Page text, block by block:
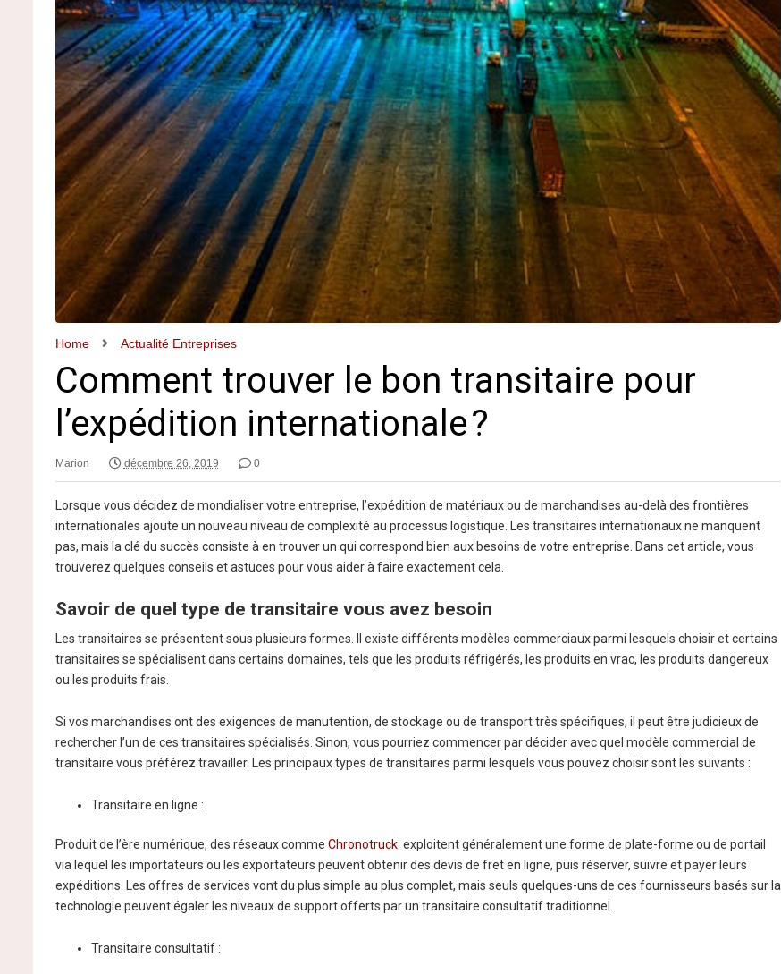
Home Actualité Entreprises
Comment trouver le bon transitaire pour
l’expédition internationale ?
Marion décembre 26, 2019 0
Lorsque vous décidez de mondialiser votre entreprise, l’expédition de matériaux ou de marchandises au-delà des frontières
internationales ajoute un nouveau niveau de complexité au processus logistique. Les transitaires internationaux ne manquent
pas, mais la clé du succès consiste à en trouver un qui correspond bien aux besoins de votre entreprise. Dans cet article, vous
trouverez quelques conseils et astuces pour vous aider à faire exactement cela.
Savoir de quel type de transitaire vous avez besoin
Les transitaires se présentent sous plusieurs formes. Il existe différents modèles commerciaux parmi lesquels choisir et certains
transitaires se spécialisent dans certains domaines, tels que les produits réfrigérés, les produits en vrac, les produits dangereux
ou les produits frais.
Si vos marchandises ont des exigences de manutention, de stockage ou de transport très spécifiques, il peut être judicieux de
rechercher l’un de ces transitaires spécialisés. Sinon, vous pourriez commencer par décider avec quel modèle commercial de
transitaire vous préférez travailler. Les principaux types de transitaires parmi lesquels vous pouvez choisir sont les suivants :
Transitaire en ligne :
Produit de l’ère numérique, des réseaux comme Chronotruckexploitent généralement une forme de plate-forme ou de portail
via lequel les importateurs ou les exportateurs peuvent obtenir des devis de fret en ligne, puis réserver, suivre et payer leurs
expéditions. Les offres de services vont du plus simple au plus complet, mais seuls quelques-uns de ces fournisseurs basés sur la
technologie peuvent égaler les niveaux de support offerts par un transitaire consultatif traditionnel.
Transitaire consultatif :